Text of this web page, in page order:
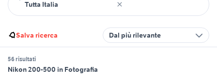
Salva ricerca Dal più rilevante
56 risultati
Nikon 200-500 in Fotografia